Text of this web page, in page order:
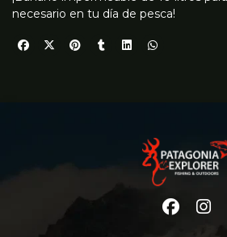
necesario en tu día de pesca!